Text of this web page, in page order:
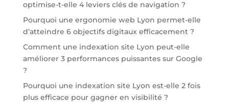
optimise-t-elle 4 leviers clés de navigation ?
Pourquoi une ergonomie web Lyon permet-elle
d’atteindre 6 objectifs digitaux efficacement ?
Comment une indexation site Lyon peut-elle
améliorer 3 performances puissantes sur Google
?
Pourquoi une indexation site Lyon est-elle 2 fois
plus efficace pour gagner en visibilité ?